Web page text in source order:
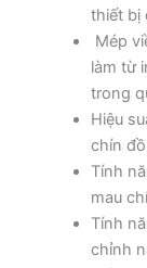
thiết bị
Mép
làm từ
trong
Hiệu
chín
Tính
mau
Tính
chỉnh